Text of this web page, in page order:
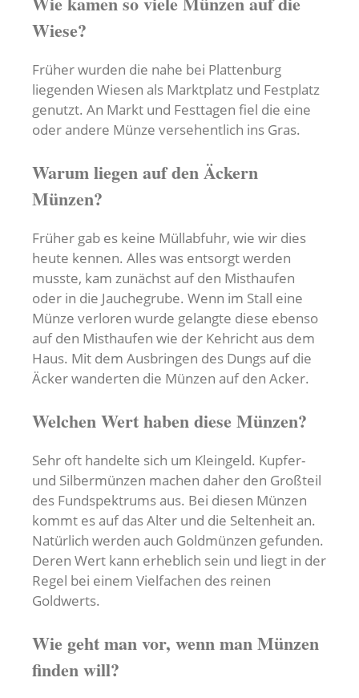
Wiese?
Früher wurden die nahe bei Plattenburg
liegenden Wiesen als Marktplatz und Festplatz
genutzt. An Markt und Festtagen fiel die eine
oder andere Münze versehentlich ins Gras.
Warum liegen auf den Äckern
Münzen?
Früher gab es keine Müllabfuhr, wie wir dies
heute kennen. Alles was entsorgt werden
musste, kam zunächst auf den Misthaufen
oder in die Jauchegrube. Wenn im Stall eine
Münze verloren wurde gelangte diese ebenso
auf den Misthaufen wie der Kehricht aus dem
Haus. Mit dem Ausbringen des Dungs auf die
Äcker wanderten die Münzen auf den Acker.
Welchen Wert haben diese Münzen?
Sehr oft handelte sich um Kleingeld. Kupfer-
und Silbermünzen machen daher den Großteil
des Fundspektrums aus. Bei diesen Münzen
kommt es auf das Alter und die Seltenheit an.
Natürlich werden auch Goldmünzen gefunden.
Deren Wert kann erheblich sein und liegt in der
Regel bei einem Vielfachen des reinen
Goldwerts.
Wie geht man vor, wenn man Münzen
finden will?